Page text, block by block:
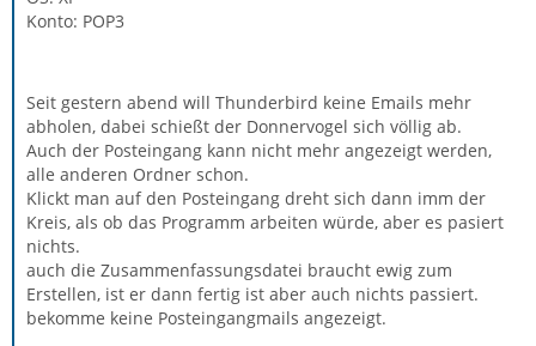
Konto: POP3
Seit gestern abend will Thunderbird keine Emails mehr
abholen, dabei schießt der Donnervogel sich völlig ab.
Auch der Posteingang kann nicht mehr angezeigt werden,
alle anderen Ordner schon.
Klickt man auf den Posteingang dreht sich dann imm der
Kreis, als ob das Programm arbeiten würde, aber es pasiert
nichts.
auch die Zusammenfassungsdatei braucht ewig zum
Erstellen, ist er dann fertig ist aber auch nichts passiert.
bekomme keine Posteingangmails angezeigt.